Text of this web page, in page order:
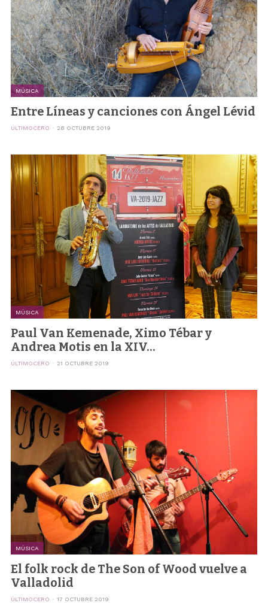
MÚSICA
Entre Líneas y canciones con Ángel Lévid
ÚLTIMOCERO 28 OCTUBRE 2019
MÚSICA
Paul Van Kemenade, Ximo Tébar y
Andrea Motis en la XIV...
ÚLTIMOCERO 21 OCTUBRE 2019
MÚSICA
El folk rock de The Son of Wood vuelve a
Valladolid
ÚLTIMOCERO 17 OCTUBRE 2019